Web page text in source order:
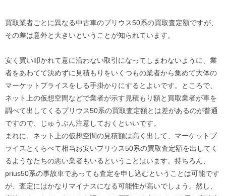
買取業者ごとに異なる中古車のプリウス50系の買取査定額ですが、
その差は意外と大きいということが知られています。
安く買い叩かれて意に沿わない取引になってしまわないように、業
者をあわてて決めずに見積もりをいくつもの業者から集めて大体の
マーケットプライスをしる手掛かりにするとよいです。ところで、
ネット上の仮想空間などで業者が示す見積もり額と買取業者が車を
調べて出してくるプリウス50系の買取査定額とは差があるのが普通
ですので、じゅうぶん注意しておくといいです。
まれに、ネット上の仮想空間の見積額は高く出して、マーケットプ
ライスとくらべて相当お安いプリウス50系の買取査定額を出してく
るようなたちの悪い業者もいるということはいます。持ちろん、
prius50系の事故車であっても査定を申し込むということは可能です
が、査定にはかなりマイナスになる可能性が高いでしょう。然し、